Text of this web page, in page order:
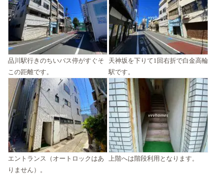
品川駅行きのちいバス停がすぐそ
この距離です。
天神坂を下りて1回右折で白金高輪
駅です。
エントランス（オートロックはあ
りません）。
上階へは階段利用となります。